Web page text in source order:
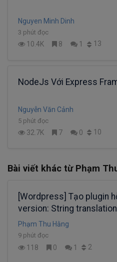
Nguyen Minh Dinh
3 phút đọc
10.4K 8 1 13
NodeJs Với Express
Nguyễn Văn Cảnh
5 phút đọc
32.7K 7 0 10
Bài viết khác từ Phạm
[Wordpress] Tạo plugin
version: String translation
Phạm Thu Hằng
9 phút đọc
118 0 1 2